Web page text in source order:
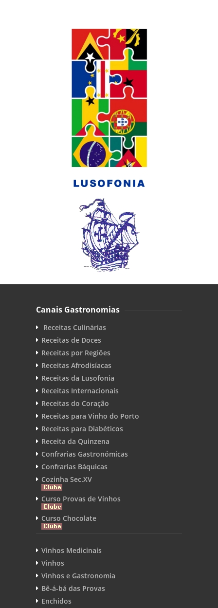
Canais Gastronomias
Receitas Culinárias
Receitas de Doces
Receitas por Regiões
Receitas Afrodisíacas
Receitas da Lusofonia
Receitas Internacionais
Receitas do Coração
Receitas para Vinho do Porto
Receitas para Diabéticos
Receita da Quinzena
Confrarias Gastronómicas
Confrarias Báquicas
Cozinha Sec.XV
Curso Provas de Vinhos
Curso Chocolate
Vinhos Medicinais
Vinhos
Vinhos e Gastronomia
Bê-á-bá das Provas
Enchidos